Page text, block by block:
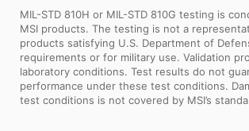
MIL-STD 810H or MIL-STD 810G testing is
MSI products. The testing is not a
products satisfying U.S. Department of
requirements or for military use. Validation
laboratory conditions. Test results do not
performance under these test conditions.
test conditions is not covered by MSI’s